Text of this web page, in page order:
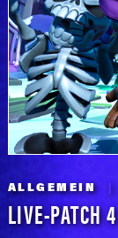
ALLGEMEIN
LIVE-PATCH 4